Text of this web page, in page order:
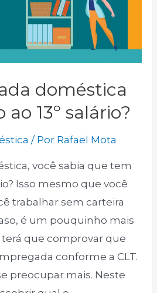
doméstica
13º salário?
/ Por Rafael Mota
você sabia que tem
Isso mesmo que você
trabalhar sem carteira
é um pouquinho mais
que comprovar que
conforme a CLT.
preocupar mais. Neste